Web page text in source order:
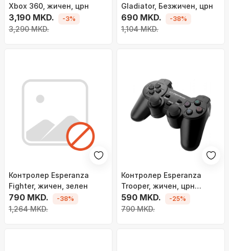
Xbox 360, жичен, црн
3,190 MKD.
3,290 MKD.
-3%
Gladiator, Безжичен, црн
690 MKD.
1,104 MKD.
-38%
Контролер Esperanza
Fighter, жичен, зелен
790 MKD.
1,264 MKD.
-38%
Контролер Esperanza
Trooper, жичен, црн
(EGG107K)
590 MKD.
790 MKD.
-25%